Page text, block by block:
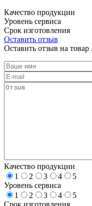
Качество продукции
Уровень сервиса
Срок изготовления
Оставить отзыв
Оставить отзыв на
Качество продукции
1
2 3 4
5
Уровень сервиса
1
2 3 4
5
Срок изготовления